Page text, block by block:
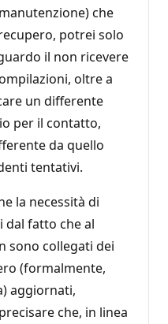
che
potrei solo
il non ricevere
oltre a
un differente
per il contatto,
da quello
tentativi.
la necessità di
dal fatto che al
sono collegati dei
(formalmente,
aggiornati,
che, in linea